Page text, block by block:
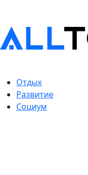
Отдых
Развитие
Социум